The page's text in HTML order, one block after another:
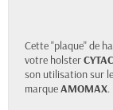
Cette "plaque" de
votre holsterCYTAC
son utilisation sur
marqueAMOMAX.